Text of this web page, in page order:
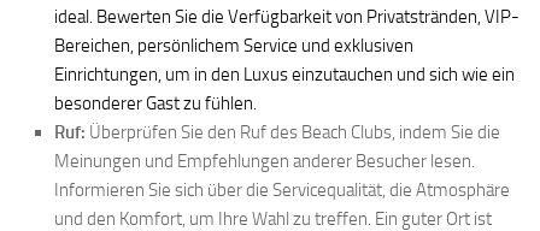
ideal. Bewerten Sie die Verfügbarkeit von Privatstränden, VIP-
Bereichen, persönlichem Service und exklusiven
Einrichtungen, um in den Luxus einzutauchen und sich wie ein
besonderer Gast zu fühlen.
Ruf: Überprüfen Sie den Ruf des Beach Clubs, indem Sie die
Meinungen und Empfehlungen anderer Besucher lesen.
Informieren Sie sich über die Servicequalität, die Atmosphäre
und den Komfort, um Ihre Wahl zu treffen. Ein guter Ort ist